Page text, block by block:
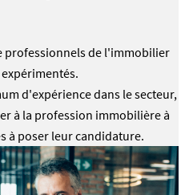
professionnels de l'immobilier
d'expérience dans le secteur,
à la profession immobilière à
à poser leur candidature.